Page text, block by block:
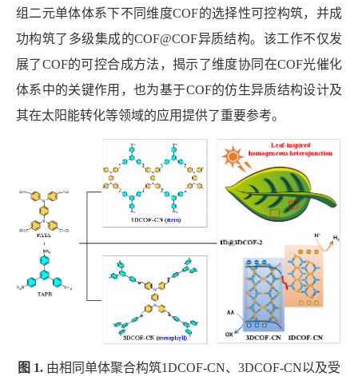
组二元单体体系下不同维度COF的选择性可控构筑，并成
功构筑了多级集成的COF@COF异质结构。该工作不仅发
展了COF的可控合成方法，揭示了维度协同在COF光催化
体系中的关键作用，也为基于COF的仿生异质结构设计及
其在太阳能转化等领域的应用提供了重要参考。
图 1. 由相同单体聚合构筑1DCOF-CN、 3DCOF-CN以及受